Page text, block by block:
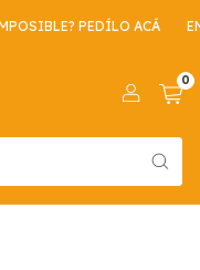
ENVIO GRATIS POR
0